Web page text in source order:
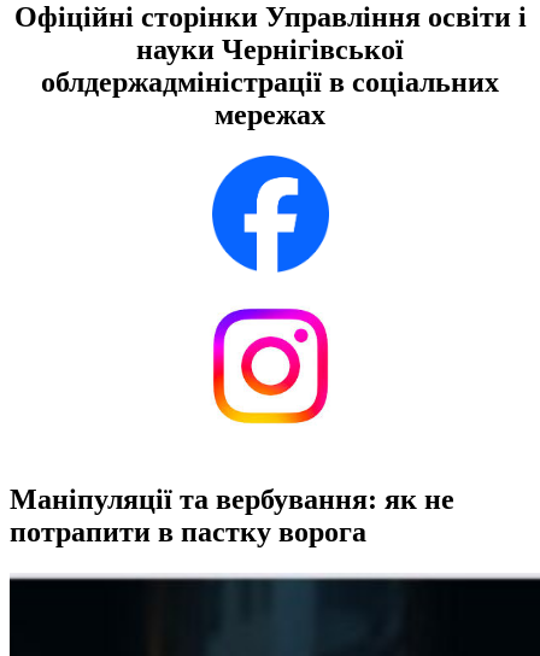
Офіційні сторінки Управління освіти і
науки Чернігівської
облдержадміністрації в соціальних
мережах
Маніпуляції та вербування: як не
потрапити в пастку ворога